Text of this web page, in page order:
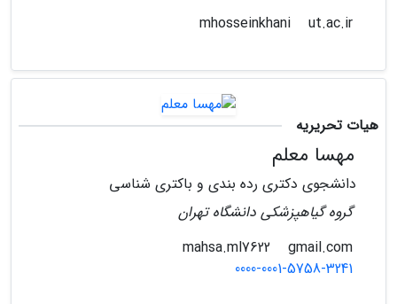
ut.ac.ir
هیات تحریریه
مهسا معلم
دانشجوی دکتری رده بندی و باکتری شناسی
گروه گیاهپزشکی دانشگاه تهران
gmail.com
0000-0001-5758-3241